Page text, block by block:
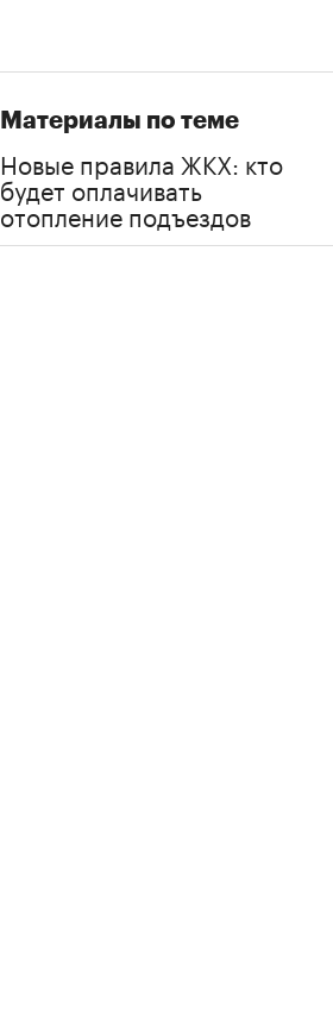
Материалы по теме
Новые правила ЖКХ: кто
будет оплачивать
отопление подъездов